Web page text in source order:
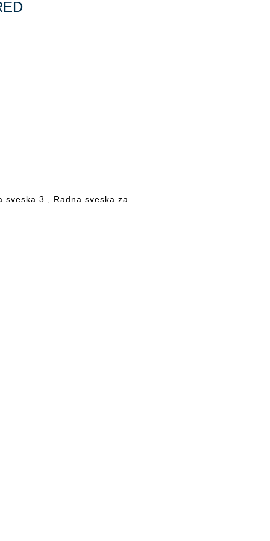
sveska 3 , Radna sveska za